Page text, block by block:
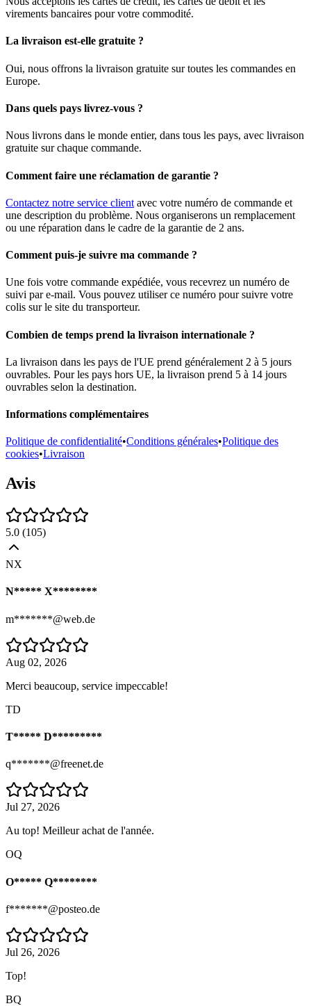
virements bancaires pour votre commodité.
La livraison est-elle gratuite ?
Oui, nous offrons la livraison gratuite sur toutes les commandes en
Europe.
Dans quels pays livrez-vous ?
Nous livrons dans le monde entier, dans tous les pays, avec livraison
gratuite sur chaque commande.
Comment faire une réclamation de garantie ?
Contactez notre service client avec votre numéro de commande et
une description du problème. Nous organiserons un remplacement
ou une réparation dans le cadre de la garantie de 2 ans.
Comment puis-je suivre ma commande ?
Une fois votre commande expédiée, vous recevrez un numéro de
suivi par e-mail. Vous pouvez utiliser ce numéro pour suivre votre
colis sur le site du transporteur.
Combien de temps prend la livraison internationale ?
La livraison dans les pays de l'UE prend généralement 2 à 5 jours
ouvrables. Pour les pays hors UE, la livraison prend 5 à 14 jours
ouvrables selon la destination.
Informations complémentaires
Politique de confidentialité•Conditions générales•Politique des
cookies•Livraison
Avis
5.0 (105)
NX
N***** X********
m*******@web.de
Aug 02, 2026
Merci beaucoup, service impeccable!
TD
T***** D*********
q*******@freenet.de
Jul 27, 2026
Au top! Meilleur achat de l'année.
OQ
O***** Q********
f*******@posteo.de
Jul 26, 2026
Top!
BQ